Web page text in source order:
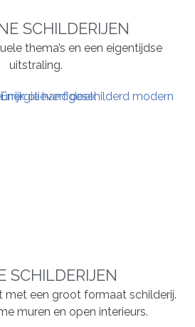
SCHILDERIJEN
thema’s en een eigentijdse
uitstraling.
SCHILDERIJEN
met een groot formaat schilderij.
muren en open interieurs.